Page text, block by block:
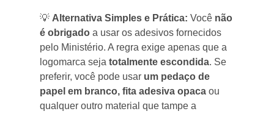
💡 Alternativa Simples e Prática: Você não
é obrigado a usar os adesivos fornecidos
pelo Ministério. A regra exige apenas que a
logomarca seja totalmente escondida. Se
preferir, você pode usar um pedaço de
papel em branco, fita adesiva opaca ou
qualquer outro material que tampe a